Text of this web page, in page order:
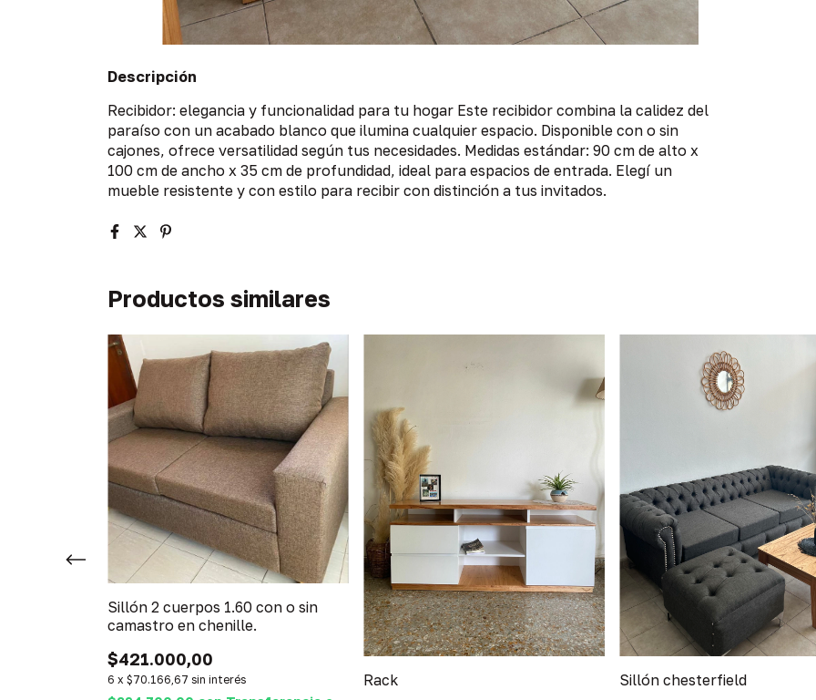
Descripción
Recibidor: elegancia y funcionalidad para tu hogar Este recibidor combina la calidez del
paraíso con un acabado blanco que ilumina cualquier espacio. Disponible con o sin
cajones, ofrece versatilidad según tus necesidades. Medidas estándar: 90 cm de alto x
100 cm de ancho x 35 cm de profundidad, ideal para espacios de entrada. Elegí un
mueble resistente y con estilo para recibir con distinción a tus invitados.
Productos similares
Sillón 2 cuerpos 1.60 con o sin
camastro en chenille.
$421.000,00
6 x $70.166,67 sin interés Rack Sillón chesterfield